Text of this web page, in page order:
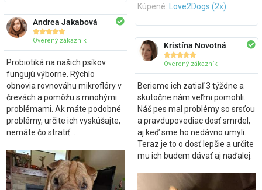
Andrea Jakabová

Overený zákazník
Probiotiká na našich psíkov
fungujú výborne. Rýchlo
obnovia rovnováhu mikroflóry v
črevách a pomôžu s mnohými
problémami. Ak máte podobné
problémy, určite ich vyskúšajte,
nemáte čo stratiť...
Kúpené:
Love2Dogs (2x)
Kristína Novotná

Overený zákazník
Berieme ich zatiaľ 3 týždne a
skutočne nám veľmi pomohli.
Náš pes mal problémy so srsťou
a pravdupovediac dosť smrdel,
aj keď sme ho nedávno umyli.
Teraz je to o dosť lepšie a určite
mu ich budem dávať aj naďalej.